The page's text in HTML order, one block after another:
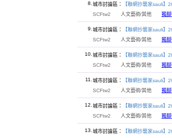
8. 城市討論區：
【聯網抄襲家sauli】
SCFtw2 人文藝術∕其他 獨
9. 城市討論區：
【聯網抄襲家sauli】
SCFtw2 人文藝術∕其他 獨
10. 城市討論區：
【聯網抄襲家sauli】
SCFtw2 人文藝術∕其他 獨
11. 城市討論區：
【聯網抄襲家sauli】
SCFtw2 人文藝術∕其他 獨
12. 城市討論區：
【聯網抄襲家sauli】
SCFtw2 人文藝術∕其他 獨
13. 城市討論區：
【聯網抄襲家sauli】